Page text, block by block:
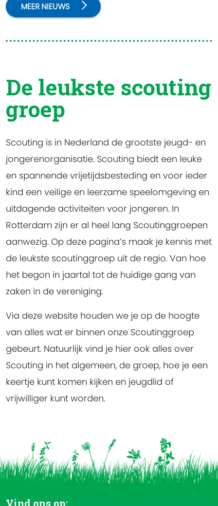
MEER NIEUWS
De leukste scouting
groep
Scouting is in Nederland de grootste jeugd- en
jongerenorganisatie. Scouting biedt een leuke
en spannende vrijetijdsbesteding en voor ieder
kind een veilige en leerzame speelomgeving en
uitdagende activiteiten voor jongeren. In
Rotterdam zijn er al heel lang Scoutinggroepen
aanwezig. Op deze pagina’s maak je kennis met
de leukste scoutinggroep uit de regio. Van hoe
het begon in jaartal tot de huidige gang van
zaken in de vereniging.
Via deze website houden we je op de hoogte
van alles wat er binnen onze Scoutinggroep
gebeurt. Natuurlijk vind je hier ook alles over
Scouting in het algemeen, de groep, hoe je een
keertje kunt komen kijken en jeugdlid of
vrijwilliger kunt worden.
Vind ons op: